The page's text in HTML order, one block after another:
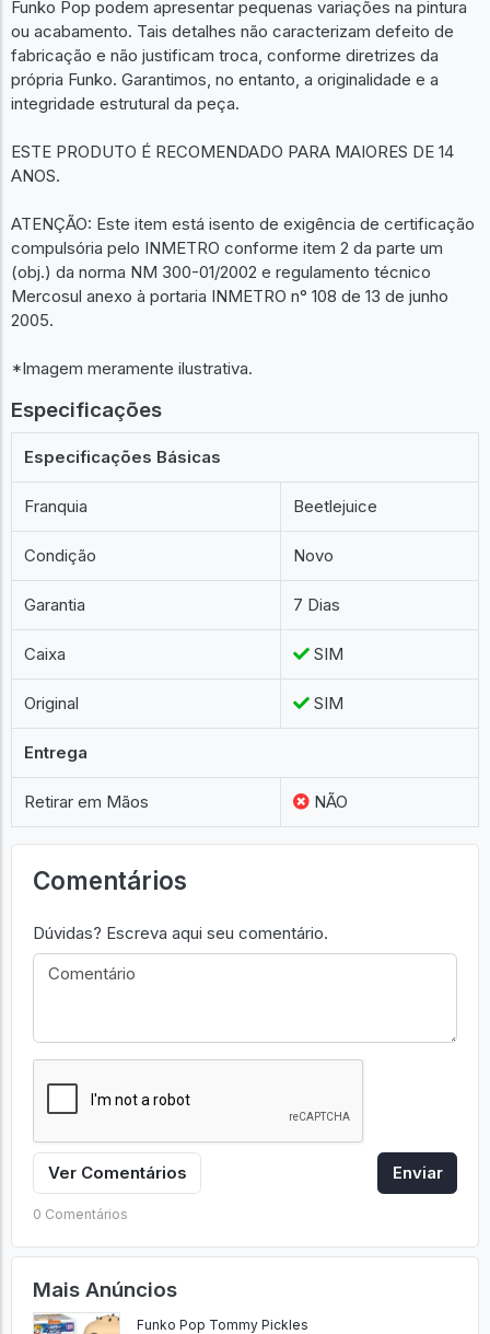
Funko Pop podem apresentar pequenas variações na pintura
ou acabamento. Tais detalhes não caracterizam defeito de
fabricação e não justificam troca, conforme diretrizes da
própria Funko. Garantimos, no entanto, a originalidade e a
integridade estrutural da peça.
ESTE PRODUTO É RECOMENDADO PARA MAIORES DE 14
ANOS.
ATENÇÃO: Este item está isento de exigência de certificação
compulsória pelo INMETRO conforme item 2 da parte um
(obj.) da norma NM 300-01/2002 e regulamento técnico
Mercosul anexo à portaria INMETRO n° 108 de 13 de junho
2005.
*Imagem meramente ilustrativa.
Especificações
Especificações Básicas
Franquia Beetlejuice
Condição Novo
Garantia 7 Dias
Caixa SIM
Original SIM
Entrega
Retirar em Mãos NÃO
Comentários
Dúvidas? Escreva aqui seu comentário.
Ver Comentários Enviar
0 Comentários
Mais Anúncios
Funko Pop Tommy Pickles